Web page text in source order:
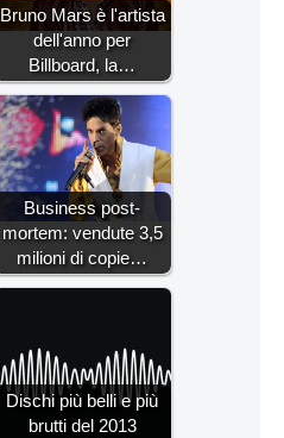
Bruno Mars è l'artista
dell'anno per
Billboard, la…
Business post-
mortem: vendute 3,5
milioni di copie…
Dischi più belli e più
brutti del 2013